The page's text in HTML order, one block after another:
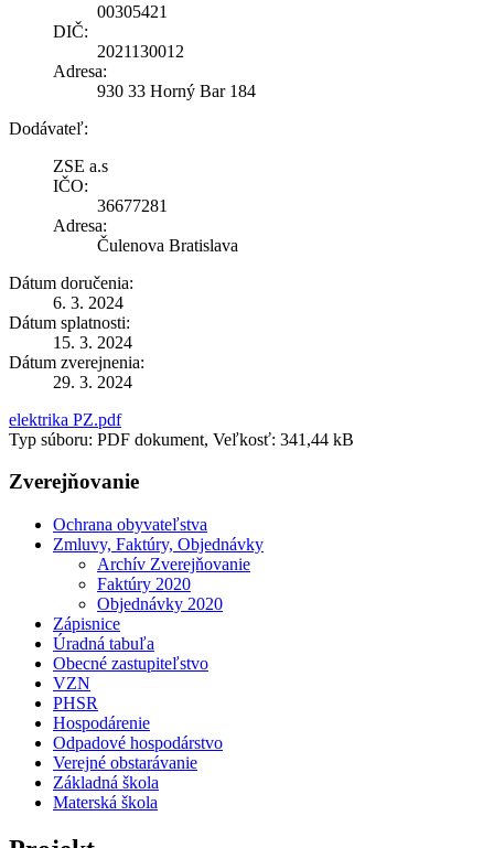
00305421
DIČ:
2021130012
Adresa:
930 33 Horný Bar 184
Dodávateľ:
ZSE a.s
IČO:
36677281
Adresa:
Čulenova Bratislava
Dátum doručenia:
6. 3. 2024
Dátum splatnosti:
15. 3. 2024
Dátum zverejnenia:
29. 3. 2024
elektrika PZ.pdf
Typ súboru: PDF dokument, Veľkosť: 341,44 kB
Zverejňovanie
Ochrana obyvateľstva
Zmluvy, Faktúry, Objednávky
Archív Zverejňovanie
Faktúry 2020
Objednávky 2020
Zápisnice
Úradná tabuľa
Obecné zastupiteľstvo
VZN
PHSR
Hospodárenie
Odpadové hospodárstvo
Verejné obstarávanie
Základná škola
Materská škola